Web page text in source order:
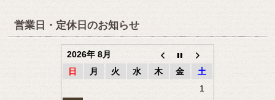
営業日・定休日のお知らせ
2026年 8月
日
月 火 水 木 金
土
1